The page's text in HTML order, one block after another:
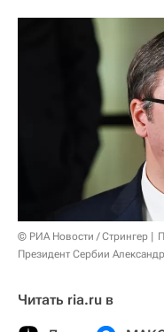
© РИА Новости / Стрингер
Президент Сербии
Читать ria.ru в